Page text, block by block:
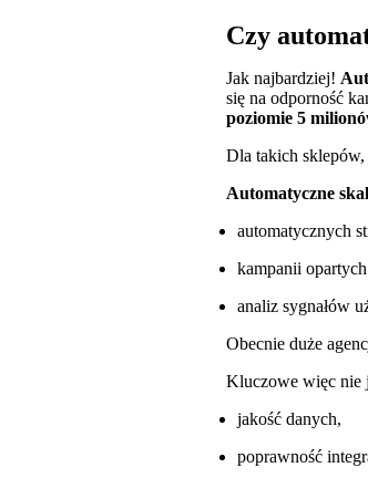
Czy
Jak najbardziej!
się na odporność
poziomie 5
Dla takich sklepów,
Automatyczne
automatycznych
kampanii
analiz sygnałów
Obecnie duże
Kluczowe więc nie
jakość danych,
poprawność